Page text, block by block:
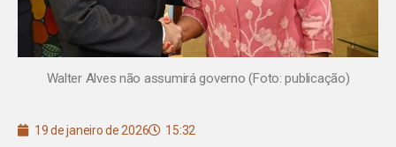
Walter Alves não assumirá governo (Foto: publicação)
19 de janeiro de 2026 15:32